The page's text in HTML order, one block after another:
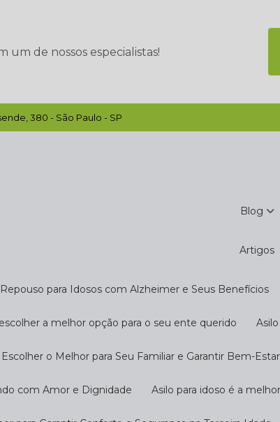
um de nossos especialistas!
380 - São Paulo - SP
Blog
Artigos
Repouso para Idosos com Alzheimer e Seus Benefícios
escolher a melhor opção para o seu ente querido
Escolher o Melhor para Seu Familiar e Garantir Bem-Estar
com Amor e Dignidade Asilo para idoso é a